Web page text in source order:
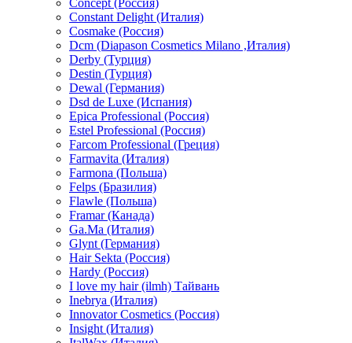
Concept (Россия)
Constant Delight (Италия)
Cosmake (Россия)
Dcm (Diapason Cosmetics Milano ,Италия)
Derby (Турция)
Destin (Турция)
Dewal (Германия)
Dsd de Luxe (Испания)
Epica Professional (Россия)
Estel Professional (Россия)
Farcom Professional (Греция)
Farmavita (Италия)
Farmona (Польша)
Felps (Бразилия)
Flawle (Польша)
Framar (Канада)
Ga.Ma (Италия)
Glynt (Германия)
Hair Sekta (Россия)
Hardy (Россия)
I love my hair (ilmh) Тайвань
Inebrya (Италия)
Innovator Cosmetics (Россия)
Insight (Италия)